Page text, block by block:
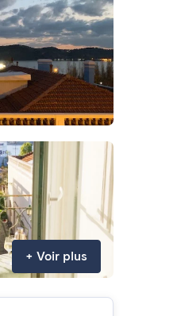
+ Voir plus